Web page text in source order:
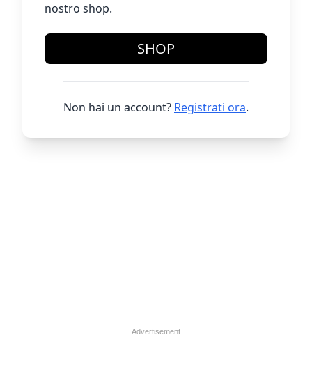
nostro shop.
SHOP
Non hai un account? Registrati ora.